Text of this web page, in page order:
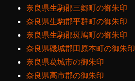
奈良県生駒郡三郷町の御朱印
奈良県生駒郡平群町の御朱印
奈良県生駒郡斑鳩町の御朱印
奈良県磯城郡田原本町の御朱印
奈良県葛城市の御朱印
奈良県高市郡の御朱印